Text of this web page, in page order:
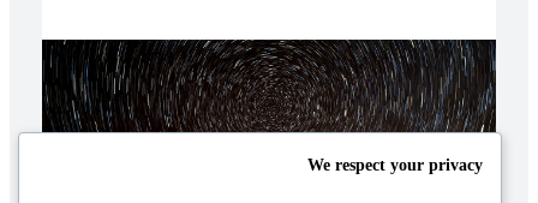
We respect your privacy